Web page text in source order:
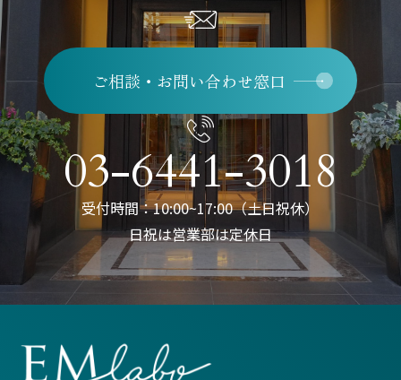
ご相談・お問い合わせ窓口
03-6441-3018
受付時間：10:00~17:00（土日祝休）
日祝は営業部は定休日